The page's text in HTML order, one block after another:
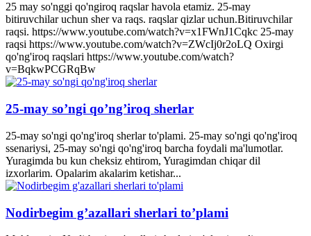
25 may so'nggi qo'ngiroq raqslar havola etamiz. 25-may
bitiruvchilar uchun sher va raqs. raqslar qizlar uchun.Bitiruvchilar
raqsi. https://www.youtube.com/watch?v=x1FWnJ1Cqkc 25-may
raqsi https://www.youtube.com/watch?v=ZWcIj0r2oLQ Oxirgi
qo'ng'iroq raqslari https://www.youtube.com/watch?
v=BqkwPCGRqBw
25-may so’ngi qo’ng’iroq sherlar
25-may so'ngi qo'ng'iroq sherlar to'plami. 25-may so'ngi qo'ng'iroq
ssenariysi, 25-may so'ngi qo'ng'iroq barcha foydali ma'lumotlar.
Yuragimda bu kun cheksiz ehtirom, Yuragimdan chiqar dil
izxorlarim. Opalarim akalarim ketishar...
Nodirbegim g’azallari sherlari to’plami